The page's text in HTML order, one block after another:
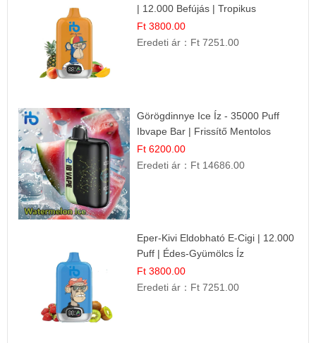
| 12.000 Befújás | Tropikus
Gyümölcs Íz
Ft 3800.00
Eredeti ár： Ft 7251.00
Görögdinnye Ice Íz - 35000 Puff
Ibvape Bar | Frissítő Mentolos
Élmény!
Ft 6200.00
Eredeti ár： Ft 14686.00
Eper-Kivi Eldobható E-Cigi | 12.000
Puff | Édes-Gyümölcs Íz
Ft 3800.00
Eredeti ár： Ft 7251.00